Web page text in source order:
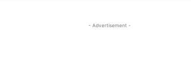
- Advertisement -